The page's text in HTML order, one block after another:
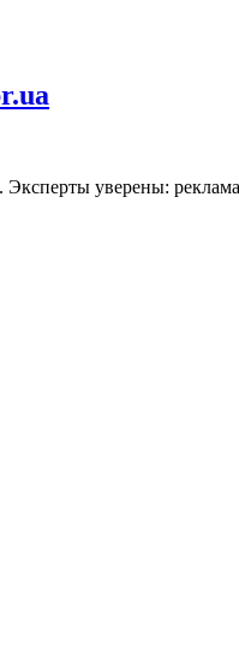
Эксперты уверены: